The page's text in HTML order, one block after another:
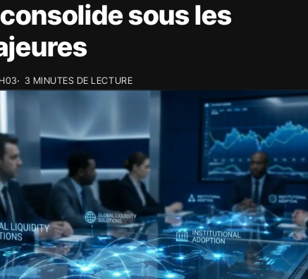
sous les
3 MINUTES DE LECTURE